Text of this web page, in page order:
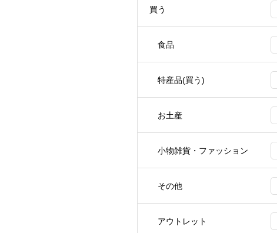
買う
食品
特産品(買う)
お土産
小物雑貨・ファッション
その他
アウトレット